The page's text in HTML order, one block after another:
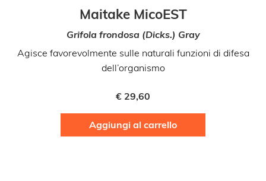
Maitake MicoEST
Grifola frondosa (Dicks.) Gray
Agisce favorevolmente sulle naturali funzioni di difesa
dell’organismo
€ 29,60
Aggiungi al carrello